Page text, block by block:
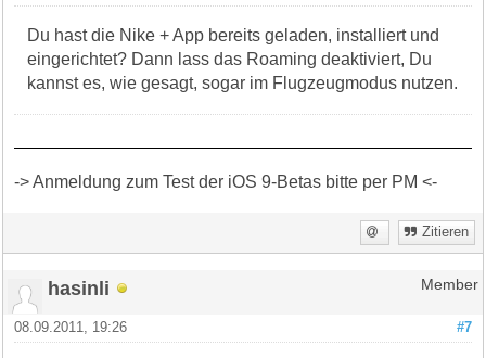
Du hast die Nike + App bereits geladen, installiert und
eingerichtet? Dann lass das Roaming deaktiviert, Du
kannst es, wie gesagt, sogar im Flugzeugmodus nutzen.
-> Anmeldung zum Test der iOS 9-Betas bitte per PM <-
Zitieren
hasinli Member
#7
08.09.2011, 19:26